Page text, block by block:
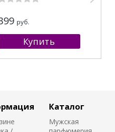
руб.
Каталог
Мужская